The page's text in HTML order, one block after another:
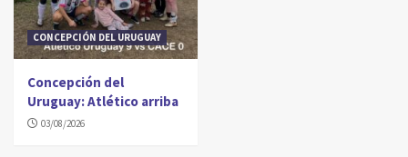
CONCEPCIÓN DEL URUGUAY
Concepción del
Uruguay: Atlético arriba
03/08/2026